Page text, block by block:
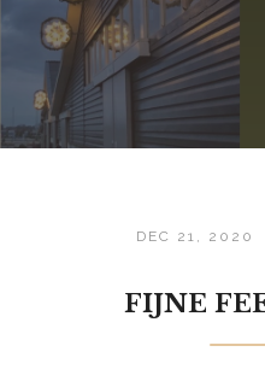
DEC 21, 2020
FIJNE